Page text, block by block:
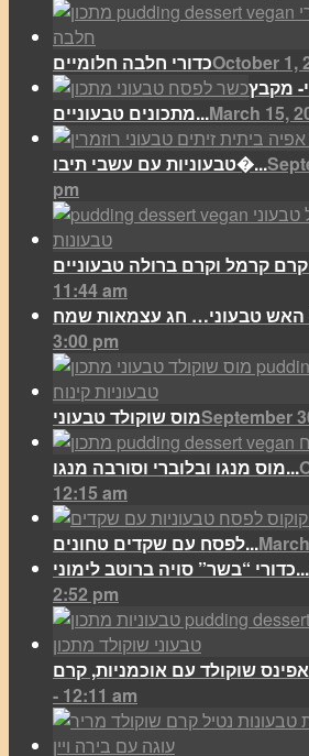
כדורי חלבה חלומייםOctober 1,
מקבץ
מתכונים טבעוניים...March 15,
טבעוניות עם עשבי תיבו�...
pm
קרם קרמל וקרם ברולה טבעוניים
11:44 am
3:00 pm
מוס שוקולד טבעוניSeptember
מוס מנגו ובלוברי וסורבה מנגו...
12:15 am
לפסח עם שקדים טחונים...
כדורי “בשר” סויה ברוטב לימוני...
2:52 pm
- 12:11 am